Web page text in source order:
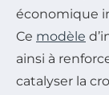
économique
Ce modèle
ainsi à
catalyser la